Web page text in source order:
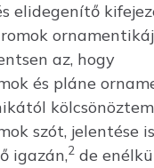
elidegenítő
az, hogy
és pláne
szót, jelentése
igazán,2 de